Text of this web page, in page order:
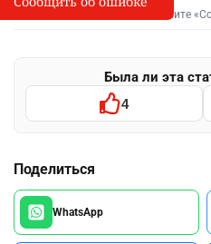
Выделите фрагмент и нажмите
Была ли эта
4
Поделиться
WhatsApp